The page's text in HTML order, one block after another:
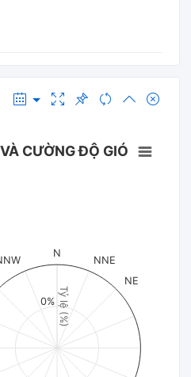
Tỷ lệ (%)
CƯỜNG ĐỘ GIÓ
N
NNE
NE
0%